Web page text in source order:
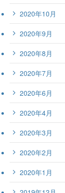
2020年10月
2020年9月
2020年8月
2020年7月
2020年6月
2020年4月
2020年3月
2020年2月
2020年1月